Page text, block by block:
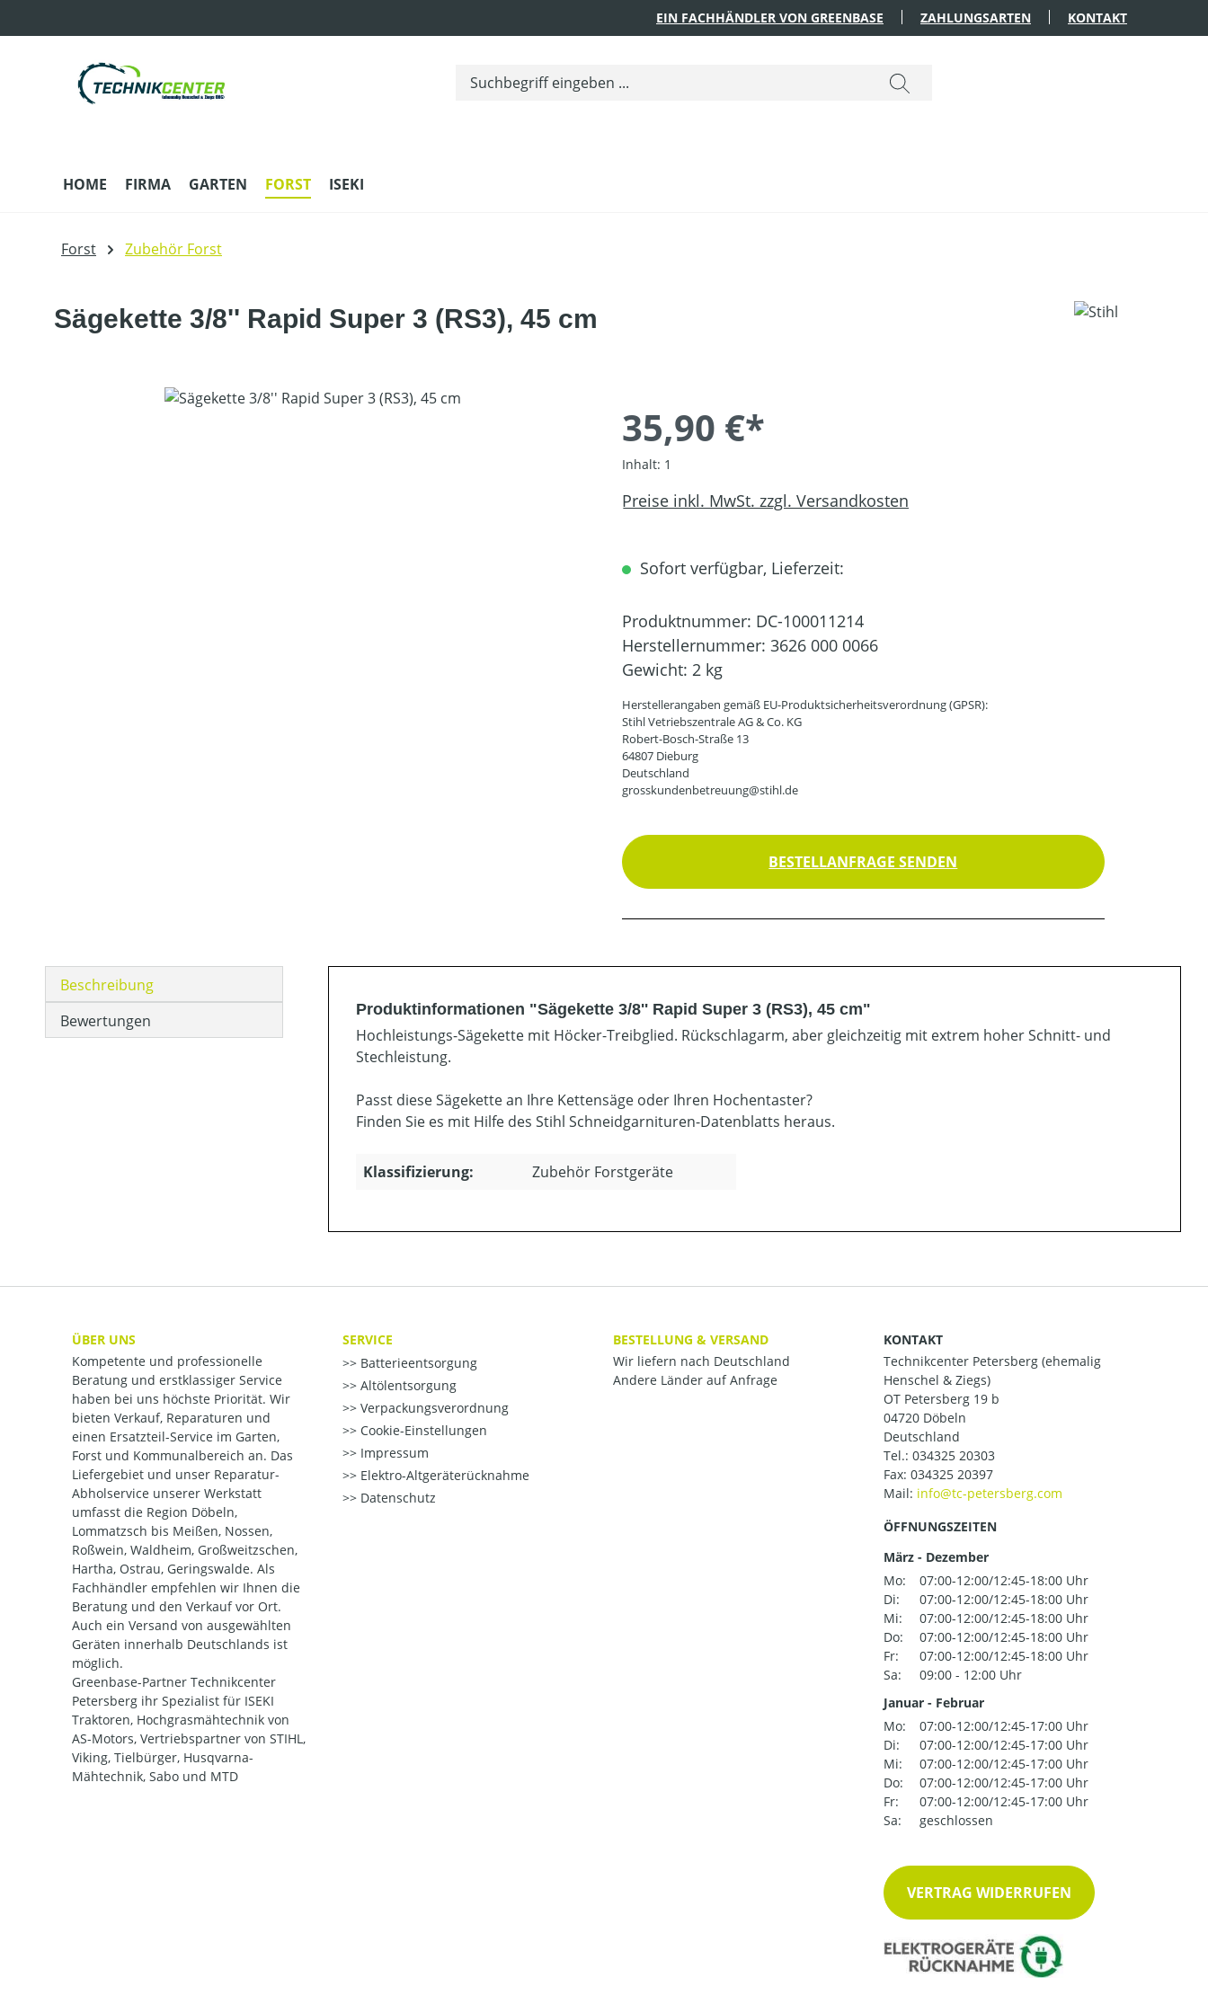
EIN FACHHÄNDLER VON GREENBASE ZAHLUNGSARTEN KONTAKT
HOME FIRMA GARTEN FORST ISEKI
Forst Zubehör Forst
Sägekette 3/8'' Rapid Super 3 (RS3), 45 cm
Bildergalerie überspringen
35,90 €*
Inhalt: 1
Preise inkl. MwSt. zzgl. Versandkosten
Sofort verfügbar, Lieferzeit:
Produktnummer: DC-100011214
Herstellernummer: 3626 000 0066
Gewicht: 2 kg
Herstellerangaben gemäß EU-Produktsicherheitsverordnung (GPSR):
Stihl Vetriebszentrale AG & Co. KG
Robert-Bosch-Straße 13
64807 Dieburg
Deutschland
grosskundenbetreuung@stihl.de
BESTELLANFRAGE SENDEN
Beschreibung
Bewertungen
Produktinformationen "Sägekette 3/8'' Rapid Super 3 (RS3), 45 cm"
Hochleistungs-Sägekette mit Höcker-Treibglied. Rückschlagarm, aber gleichzeitig mit extrem hoher Schnitt- und
Stechleistung.
Passt diese Sägekette an Ihre Kettensäge oder Ihren Hochentaster?
Finden Sie es mit Hilfe des Stihl Schneidgarnituren-Datenblatts heraus.
Klassifizierung: Zubehör Forstgeräte
ÜBER UNS
Kompetente und professionelle
Beratung und erstklassiger Service
haben bei uns höchste Priorität. Wir
bieten Verkauf, Reparaturen und
einen Ersatzteil-Service im Garten,
Forst und Kommunalbereich an. Das
Liefergebiet und unser Reparatur-
Abholservice unserer Werkstatt
umfasst die Region Döbeln,
Lommatzsch bis Meißen, Nossen,
Roßwein, Waldheim, Großweitzschen,
Hartha, Ostrau, Geringswalde. Als
Fachhändler empfehlen wir Ihnen die
Beratung und den Verkauf vor Ort.
Auch ein Versand von ausgewählten
Geräten innerhalb Deutschlands ist
möglich.
Greenbase-Partner Technikcenter
Petersberg ihr Spezialist für ISEKI
Traktoren, Hochgrasmähtechnik von
AS-Motors, Vertriebspartner von STIHL,
Viking, Tielbürger, Husqvarna-
Mähtechnik, Sabo und MTD
SERVICE
Batterieentsorgung
Altölentsorgung
Verpackungsverordnung
Cookie-Einstellungen
Impressum
Elektro-Altgeräterücknahme
Datenschutz
BESTELLUNG & VERSAND
Wir liefern nach Deutschland
Andere Länder auf Anfrage
KONTAKT
Technikcenter Petersberg (ehemalig
Henschel & Ziegs)
OT Petersberg 19 b
04720 Döbeln
Deutschland
Tel.: 034325 20303
Fax: 034325 20397
Mail:
ÖFFNUNGSZEITEN
März - Dezember
Mo:
07:00-12:00/12:45-18:00 Uhr
Di:
07:00-12:00/12:45-18:00 Uhr
Mi:
07:00-12:00/12:45-18:00 Uhr
Do:
07:00-12:00/12:45-18:00 Uhr
Fr:
07:00-12:00/12:45-18:00 Uhr
Sa:
09:00 - 12:00 Uhr
Januar - Februar
Mo:
07:00-12:00/12:45-17:00 Uhr
Di:
07:00-12:00/12:45-17:00 Uhr
Mi:
07:00-12:00/12:45-17:00 Uhr
Do:
07:00-12:00/12:45-17:00 Uhr
Fr:
07:00-12:00/12:45-17:00 Uhr
Sa:
geschlossen
VERTRAG WIDERRUFEN